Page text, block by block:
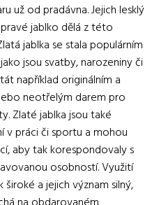
už od pradávna. Jejich lesklý
jablko dělá z této
jablka se stala populárním
jsou svatby, narozeniny či
například originálním a
neotřelým darem pro
Zlaté jablka jsou také
v práci či sportu a mohou
aby tak korespondovaly s
osobností. Využití
a jejich význam silný,